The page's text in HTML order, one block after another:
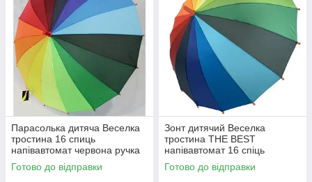
Парасолька дитяча Веселка
тростина 16 спиць
напівавтомат червона ручка
Райдужний (36045)
Готово до відправки
Зонт дитячий Веселка
тростина THE BEST
напівавтомат 16 спіць
червона ручка Радужний
(37509)
Готово до відправки